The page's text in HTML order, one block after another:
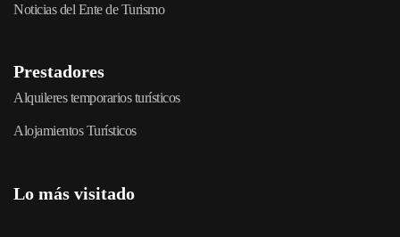
Noticias del Ente de Turismo
Prestadores
Alquileres temporarios turísticos
Alojamientos Turísticos
Lo más visitado